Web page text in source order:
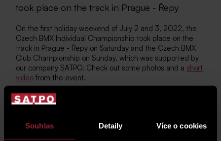
Souhlas Detaily Více o cookies
took place on the track in Prague - Řepy
On the first holiday weekend of July 2 and 3, 2022, the
Czech BMX Individual Championship took place on the
track in Prague - Řepy on Saturday and the Czech BMX
Club Championship on Sunday, which was supported by
our company SATPO. Check out some photos and a short
video from the event.